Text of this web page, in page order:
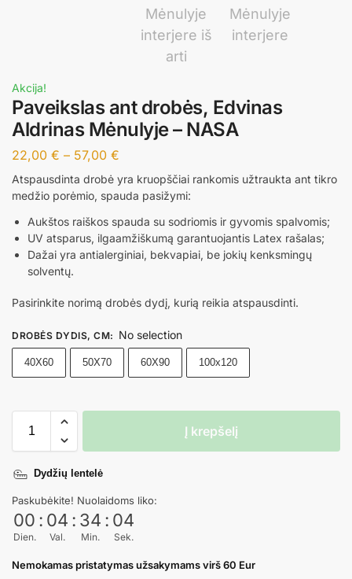
Akcija!
Paveikslas ant drobės, Edvinas
Aldrinas Mėnulyje – NASA
22,00 € – 57,00 €
Atspausdinta drobė yra kruopščiai rankomis užtraukta ant tikro
medžio porėmio, spauda pasižymi:
Aukštos raiškos spauda su sodriomis ir gyvomis spalvomis;
UV atsparus, ilgaamžiškumą garantuojantis Latex rašalas;
Dažai yra antialerginiai, bekvapiai, be jokių kenksmingų
solventų.
Pasirinkite norimą drobės dydį, kurią reikia atspausdinti.
DROBĖS DYDIS, CM: No selection
40X60 50X70 60X90 100x120
Į krepšelį
Dydžių lentelė
Paskubėkite! Nuolaidoms liko:
00
Dien.
: 04
Val.
: 34
Min.
: 02
Sek.
Nemokamas pristatymas užsakymams virš 60 Eur